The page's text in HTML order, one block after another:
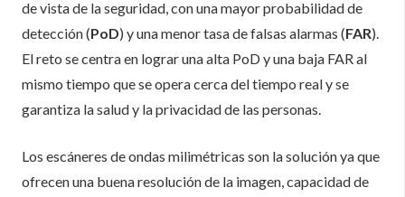
de vista de la seguridad, con una mayor probabilidad de
detección (PoD) y una menor tasa de falsas alarmas (FAR).
El reto se centra en lograr una alta PoD y una baja FAR al
mismo tiempo que se opera cerca del tiempo real y se
garantiza la salud y la privacidad de las personas.
Los escáneres de ondas milimétricas son la solución ya que
ofrecen una buena resolución de la imagen, capacidad de